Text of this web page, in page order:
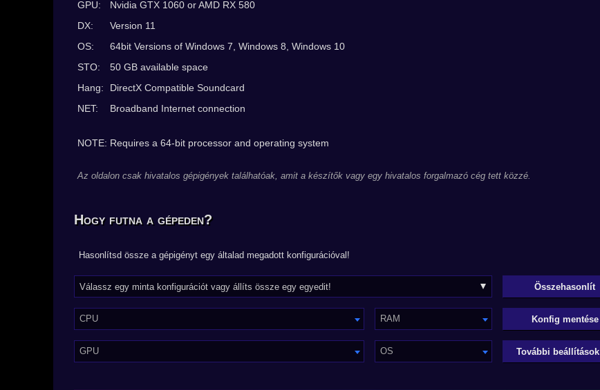
GPU:
Nvidia GTX 1060 or AMD RX 580
DX:
Version 11
OS:
64bit Versions of Windows 7, Windows 8, Windows 10
STO:
50 GB available space
Hang:
DirectX Compatible Soundcard
NET:
Broadband Internet connection
NOTE: Requires a 64-bit processor and operating system
Az oldalon csak hivatalos gépigények találhatóak, amit a készítők vagy egy hivatalos forgalmazó cég tett közzé.
Hogy futna a gépeden?
Hasonlítsd össze a gépigényt egy általad megadott konfigurációval!
CPU RAM
GPU OS
Konfig mentése
További beállítások